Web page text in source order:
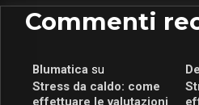
Commenti
Blumaticasu
Stress da caldo: come
effettuare le valutazioni